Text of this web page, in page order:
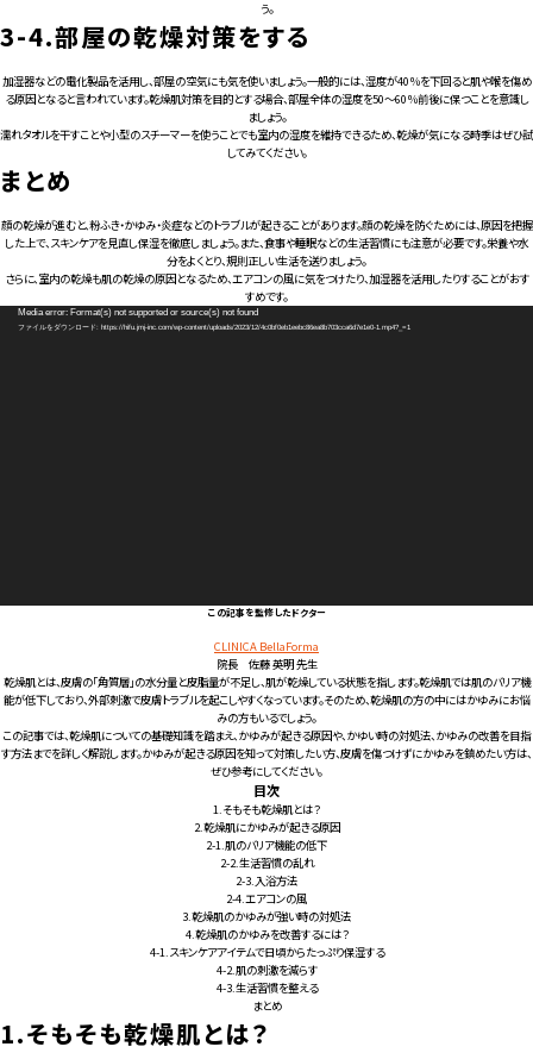
う。
3-4.部屋の乾燥対策をする
加湿器などの電化製品を活用し、部屋の空気にも気を使いましょう。一般的には、湿度が40％を下回ると肌や喉を傷め
る原因となると言われています。乾燥肌対策を目的とする場合、部屋全体の湿度を50～60％前後に保つことを意識し
ましょう。
濡れタオルを干すことや小型のスチーマーを使うことでも室内の湿度を維持できるため、乾燥が気になる時季はぜひ試
してみてください。
まとめ
顔の乾燥が進むと、粉ふき・かゆみ・炎症などのトラブルが起きることがあります。顔の乾燥を防ぐためには、原因を把握
した上で、スキンケアを見直し保湿を徹底しましょう。また、食事や睡眠などの生活習慣にも注意が必要です。栄養や水
分をよくとり、規則正しい生活を送りましょう。
さらに、室内の乾燥も肌の乾燥の原因となるため、エアコンの風に気をつけたり、加湿器を活用したりすることがおす
すめです。
画
Media error: Format(s) not supported or source(s) not found
ファイルをダウンロード: https://hifu.jmj-inc.com/wp-content/uploads/2023/12/4c0bf0eb1eebc86ea8b703cca6d7e1e0-1.mp4?_=1
この記事を監修したドクター
CLINICA BellaForma
院長 佐藤 英明 先生
乾燥肌とは、皮膚の「角質層」の水分量と皮脂量が不足し、肌が乾燥している状態を指します。乾燥肌では肌のバリア機
能が低下しており、外部刺激で皮膚トラブルを起こしやすくなっています。そのため、乾燥肌の方の中にはかゆみにお悩
みの方もいるでしょう。
この記事では、乾燥肌についての基礎知識を踏まえ、かゆみが起きる原因や、かゆい時の対処法、かゆみの改善を目指
す方法までを詳しく解説します。かゆみが起きる原因を知って対策したい方、皮膚を傷つけずにかゆみを鎮めたい方は、
ぜひ参考にしてください。
目次
1.そもそも乾燥肌とは？
2.乾燥肌にかゆみが起きる原因
2-1.肌のバリア機能の低下
2-2.生活習慣の乱れ
2-3.入浴方法
2-4.エアコンの風
3.乾燥肌のかゆみが強い時の対処法
4.乾燥肌のかゆみを改善するには？
4-1.スキンケアアイテムで日頃からたっぷり保湿する
4-2.肌の刺激を減らす
4-3.生活習慣を整える
まとめ
1.そもそも乾燥肌とは？